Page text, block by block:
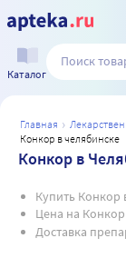
Каталог
главная
конкор в челябинске
Конкор в
Купить Конкор
Цена на Конкор
Доставка